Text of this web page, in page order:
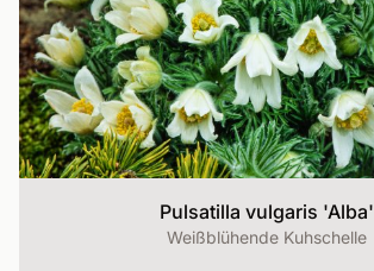
Pulsatilla vulgaris 'Alba'
Weißblühende Kuhschelle